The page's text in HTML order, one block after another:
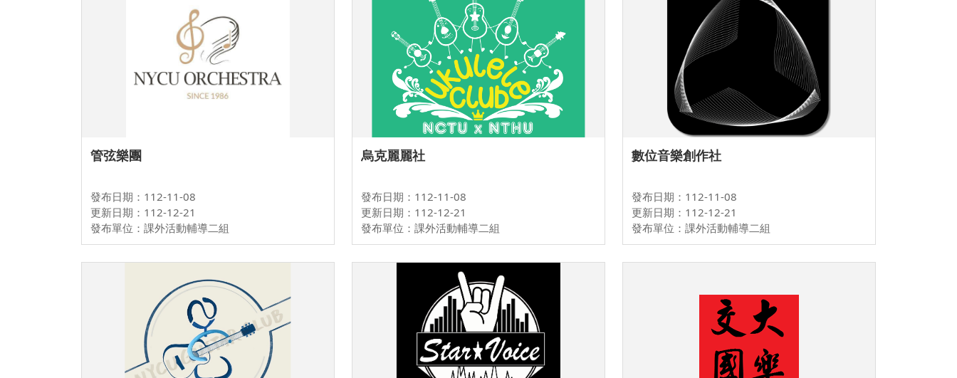
管弦樂團
發布日期：112-11-08
更新日期：112-12-21
發布單位：課外活動輔導二組
烏克麗麗社
發布日期：112-11-08
更新日期：112-12-21
發布單位：課外活動輔導二組
數位音樂創作社
發布日期：112-11-08
更新日期：112-12-21
發布單位：課外活動輔導二組